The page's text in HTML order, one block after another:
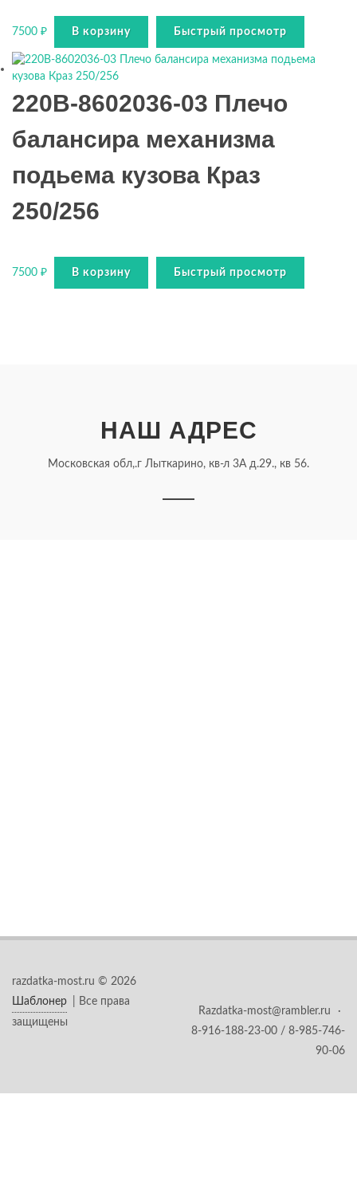
7500 ₽ В корзину Быстрый просмотр
220В-8602036-03 Плечо
балансира механизма
подьема кузова Краз
250/256
7500 ₽ В корзину Быстрый просмотр
НАШ АДРЕС
Московская обл,.г Лыткарино, кв-л 3А д.29., кв 56.
razdatka-most.ru © 2026
Шаблонер
| Все права
защищены
Razdatka-most@rambler.ru
·
8-916-188-23-00 / 8-985-746-
90-06